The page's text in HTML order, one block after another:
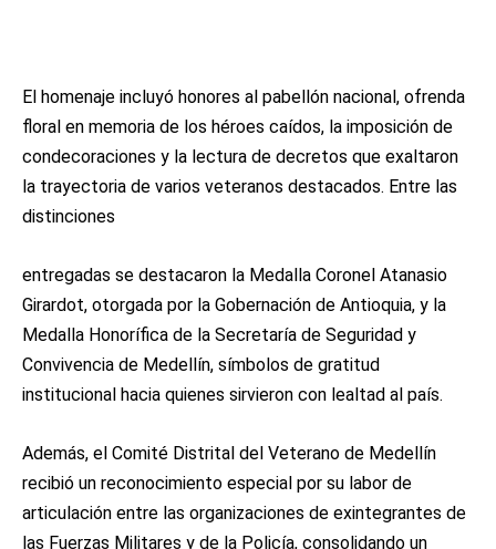
El homenaje incluyó honores al pabellón nacional, ofrenda
floral en memoria de los héroes caídos, la imposición de
condecoraciones y la lectura de decretos que exaltaron
la trayectoria de varios veteranos destacados. Entre las
distinciones
entregadas se destacaron la Medalla Coronel Atanasio
Girardot, otorgada por la Gobernación de Antioquia, y la
Medalla Honorífica de la Secretaría de Seguridad y
Convivencia de Medellín, símbolos de gratitud
institucional hacia quienes sirvieron con lealtad al país.
Además, el Comité Distrital del Veterano de Medellín
recibió un reconocimiento especial por su labor de
articulación entre las organizaciones de exintegrantes de
las Fuerzas Militares y de la Policía, consolidando un